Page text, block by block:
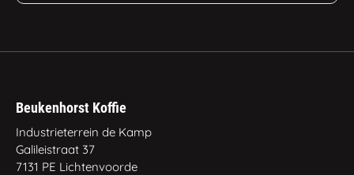
Beukenhorst Koffie
Industrieterrein de Kamp
Galileistraat 37
7131 PE Lichtenvoorde